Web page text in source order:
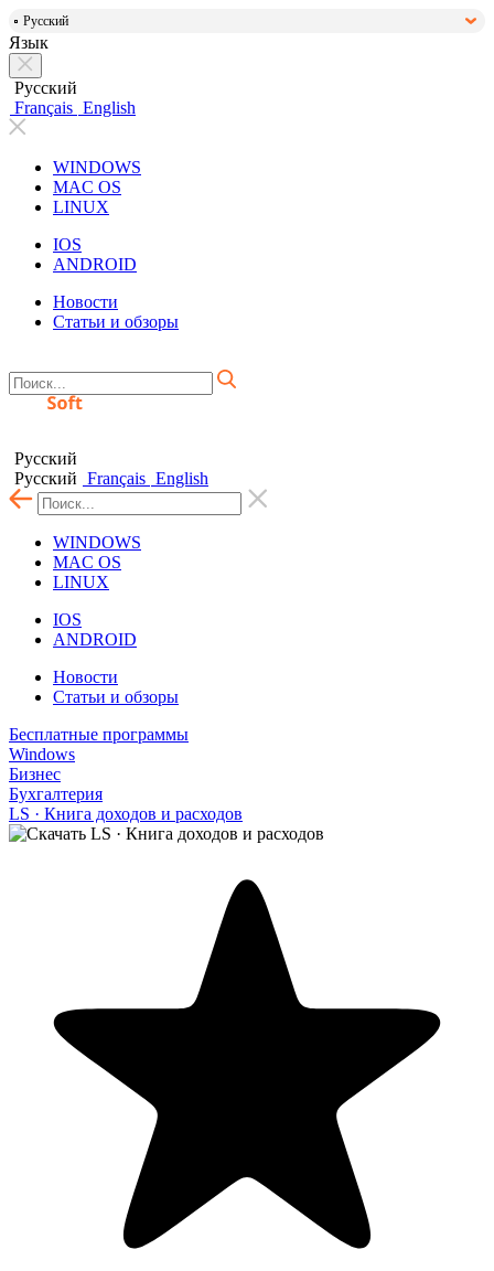
Русский
Язык
Русский
Français English
WINDOWS
MAC OS
LINUX
IOS
ANDROID
Новости
Статьи и обзоры
Русский
Русский Français English
WINDOWS
MAC OS
LINUX
IOS
ANDROID
Новости
Статьи и обзоры
Бесплатные программы
Windows
Бизнес
Бухгалтерия
LS · Книга доходов и расходов